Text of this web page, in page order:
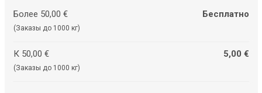
Более 50,00 €
(Заказы до 1000 кг)
Бесплатно
К 50,00 €
(Заказы до 1000 кг)
5,00 €